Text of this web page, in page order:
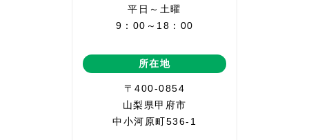
平日～土曜
9：00～18：00
所在地
〒400-0854
山梨県甲府市
中小河原町536-1